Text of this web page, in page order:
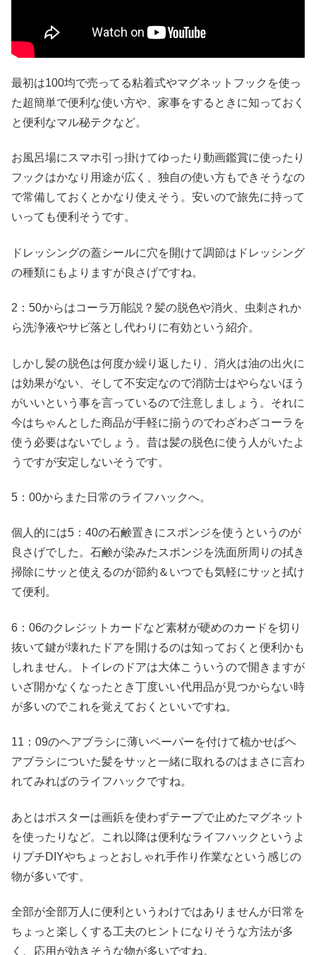
最初は100均で売ってる粘着式やマグネットフックを使っ
た超簡単で便利な使い方や、家事をするときに知っておく
と便利なマル秘テクなど。
お風呂場にスマホ引っ掛けてゆったり動画鑑賞に使ったり
フックはかなり用途が広く、独自の使い方もできそうなの
で常備しておくとかなり使えそう。安いので旅先に持って
いっても便利そうです。
ドレッシングの蓋シールに穴を開けて調節はドレッシング
の種類にもよりますが良さげですね。
2：50からはコーラ万能説？髪の脱色や消火、虫刺されか
ら洗浄液やサビ落とし代わりに有効という紹介。
しかし髪の脱色は何度か繰り返したり、消火は油の出火に
は効果がない、そして不安定なので消防士はやらないほう
がいいという事を言っているので注意しましょう。それに
今はちゃんとした商品が手軽に揃うのでわざわざコーラを
使う必要はないでしょう。昔は髪の脱色に使う人がいたよ
うですが安定しないそうです。
5：00からまた日常のライフハックへ。
個人的には5：40の石鹸置きにスポンジを使うというのが
良さげでした。石鹸が染みたスポンジを洗面所周りの拭き
掃除にサッと使えるのが節約＆いつでも気軽にサッと拭け
て便利。
6：06のクレジットカードなど素材が硬めのカードを切り
抜いて鍵が壊れたドアを開けるのは知っておくと便利かも
しれません。トイレのドアは大体こういうので開きますが
いざ開かなくなったとき丁度いい代用品が見つからない時
が多いのでこれを覚えておくといいですね。
11：09のヘアブラシに薄いペーパーを付けて梳かせばヘ
アブラシについた髪をサッと一緒に取れるのはまさに言わ
れてみればのライフハックですね。
あとはポスターは画鋲を使わずテープで止めたマグネット
を使ったりなど。これ以降は便利なライフハックというよ
りプチDIYやちょっとおしゃれ手作り作業なという感じの
物が多いです。
全部が全部万人に便利というわけではありませんが日常を
ちょっと楽しくする工夫のヒントになりそうな方法が多
く、応用が効きそうな物が多いですね。